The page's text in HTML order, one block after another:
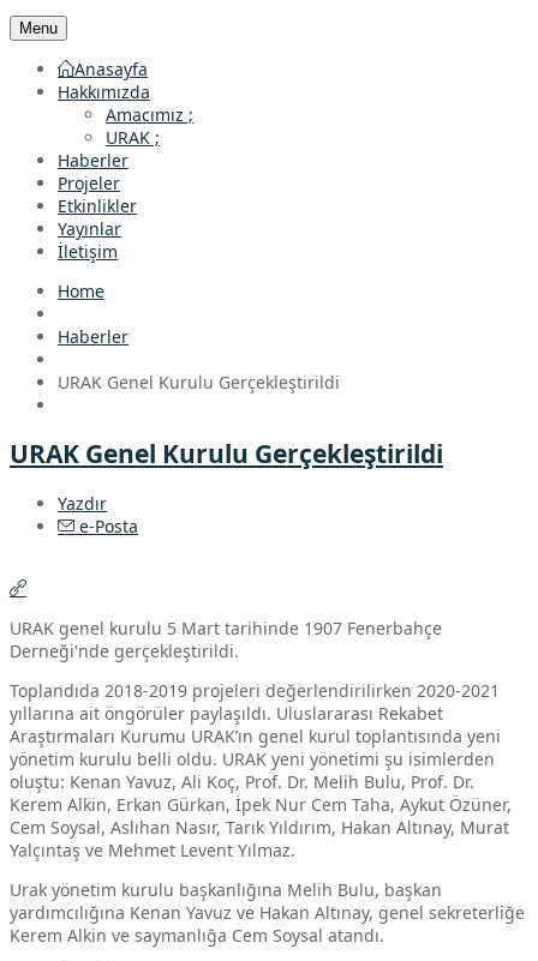
Menu
Anasayfa
Hakkımızda
Amacımız ;
URAK ;
Haberler
Projeler
Etkinlikler
Yayınlar
İletişim
Home
Haberler
URAK Genel Kurulu Gerçekleştirildi
URAK Genel Kurulu Gerçekleştirildi
Yazdır
e-Posta
URAK genel kurulu 5 Mart tarihinde 1907 Fenerbahçe
Derneği'nde gerçekleştirildi.
Toplandıda 2018-2019 projeleri değerlendirilirken 2020-2021
yıllarına ait öngörüler paylaşıldı. Uluslararası Rekabet
Araştırmaları Kurumu URAK’ın genel kurul toplantısında yeni
yönetim kurulu belli oldu. URAK yeni yönetimi şu isimlerden
oluştu: Kenan Yavuz, Ali Koç, Prof. Dr. Melih Bulu, Prof. Dr.
Kerem Alkin, Erkan Gürkan, İpek Nur Cem Taha, Aykut Özüner,
Cem Soysal, Aslıhan Nasır, Tarık Yıldırım, Hakan Altınay, Murat
Yalçıntaş ve Mehmet Levent Yılmaz.
Urak yönetim kurulu başkanlığına Melih Bulu, başkan
yardımcılığına Kenan Yavuz ve Hakan Altınay, genel sekreterliğe
Kerem Alkin ve saymanlığa Cem Soysal atandı.